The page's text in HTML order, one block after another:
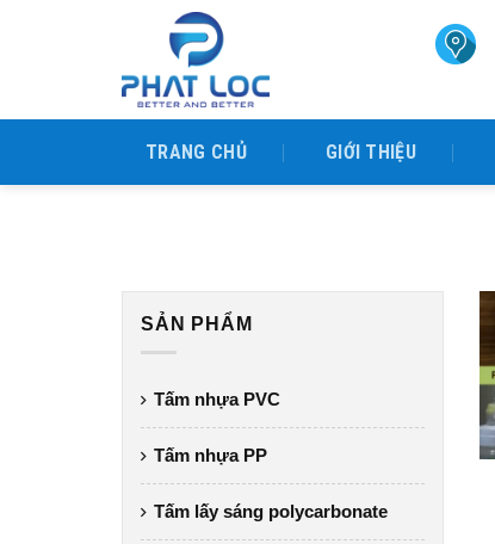
TRANG CHỦ GIỚI THIỆU
SẢN PHẨM
Tấm nhựa PVC
Tấm nhựa PP
Tấm lấy sáng polycarbonate